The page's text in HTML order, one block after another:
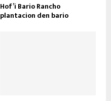
Hof’i Bario Rancho
plantacion den bario